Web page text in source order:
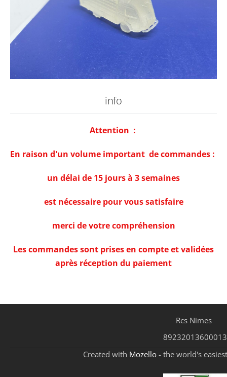
info
Attention :
En raison d'un volume important de commandes :
un délai de 15 jours à 3 semaines
est nécessaire pour vous satisfaire
merci de votre compréhension
Les commandes sont prises en compte et validées
après réception du paiement
Rcs Nimes
89232013600013
Created with Mozello - the world's